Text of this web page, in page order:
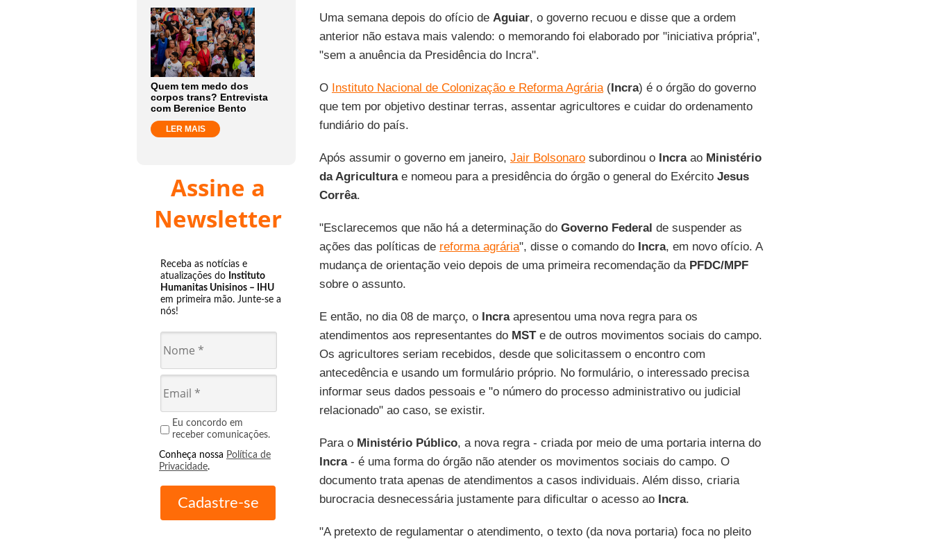
Quem tem medo dos
corpos trans? Entrevista
com Berenice Bento
LER MAIS
Assine a
Newsletter
Receba as notícias e
atualizações do Instituto
Humanitas Unisinos – IHU
em primeira mão. Junte-se a
nós!
Eu concordo em
receber comunicações.
Conheça nossa Política de
Privacidade.
Uma semana depois do ofício de Aguiar, o governo recuou e disse que a ordem
anterior não estava mais valendo: o memorando foi elaborado por "iniciativa própria",
"sem a anuência da Presidência do Incra".
O Instituto Nacional de Colonização e Reforma Agrária(Incra) é o órgão do governo
que tem por objetivo destinar terras, assentar agricultores e cuidar do ordenamento
fundiário do país.
Após assumir o governo em janeiro, Jair Bolsonarosubordinou o Incraao Ministério
da Agriculturae nomeou para a presidência do órgão o general do ExércitoJesus
Corrêa.
"Esclarecemos que não há a determinação do Governo Federal de suspender as
ações das políticas de reforma agrária", disse o comando doIncra, em novo ofício. A
mudança de orientação veio depois de uma primeira recomendação da PFDC/MPF
sobre o assunto.
E então, no dia 08 de março, o Incraapresentou uma nova regra para os
atendimentos aos representantes do MSTe de outros movimentos sociais do campo.
Os agricultores seriam recebidos, desde que solicitassem o encontro com
antecedência e usando um formulário próprio. No formulário, o interessado precisa
informar seus dados pessoais e "o número do processo administrativo ou judicial
relacionado" ao caso, se existir.
Para o Ministério Público, a nova regra - criada por meio de uma portaria interna do
Incra- é uma forma do órgão não atender os movimentos sociais do campo. O
documento trata apenas de atendimentos a casos individuais. Além disso, criaria
burocracia desnecessária justamente para dificultar o acesso aoIncra.
"A pretexto de regulamentar o atendimento, o texto (da nova portaria) foca no pleito